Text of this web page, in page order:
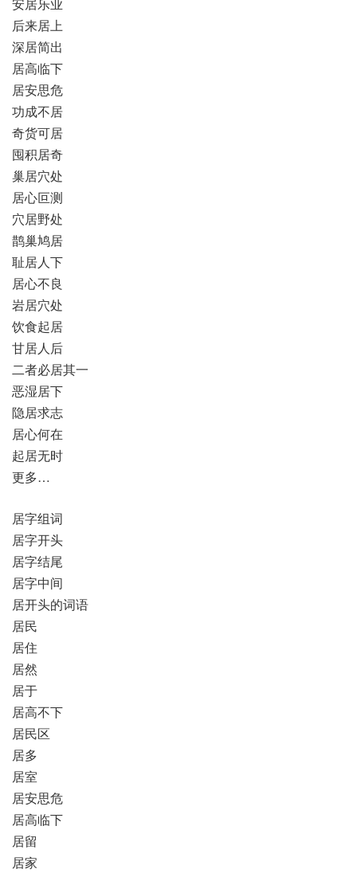
后来居上
深居简出
居高临下
居安思危
功成不居
奇货可居
囤积居奇
巢居穴处
居心叵测
穴居野处
鹊巢鸠居
耻居人下
居心不良
岩居穴处
饮食起居
甘居人后
二者必居其一
恶湿居下
隐居求志
居心何在
起居无时
更多…
居字组词
居字开头
居字结尾
居字中间
居开头的词语
居民
居住
居然
居于
居高不下
居民区
居多
居室
居安思危
居高临下
居留
居家